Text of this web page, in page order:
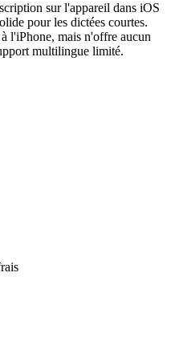
sur l'appareil dans iOS
pour les dictées courtes.
l'iPhone, mais n'offre aucun
multilingue limité.